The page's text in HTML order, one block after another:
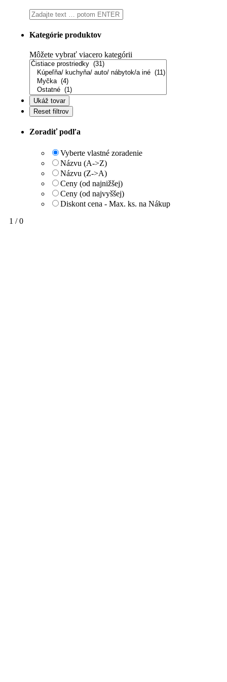
Kategórie produktov
Môžete vybrať viacero kategórii
Zoradiť podľa
Vyberte vlastné zoradenie
Názvu (A->Z)
Názvu (Z->A)
Ceny (od najnižšej)
Ceny (od najvyššej)
Diskont cena - Max. ks. na Nákup
1 / 0